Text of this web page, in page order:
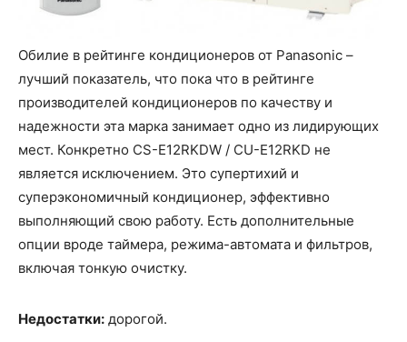
Обилие в рейтинге кондиционеров от Panasonic –
лучший показатель, что пока что в рейтинге
производителей кондиционеров по качеству и
надежности эта марка занимает одно из лидирующих
мест. Конкретно CS-E12RKDW / CU-E12RKD не
является исключением. Это супертихий и
суперэкономичный кондиционер, эффективно
выполняющий свою работу. Есть дополнительные
опции вроде таймера, режима-автомата и фильтров,
включая тонкую очистку.
Недостатки: дорогой.